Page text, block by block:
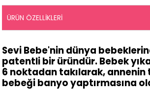
ÜRÜN ÖZELLIKLERI
Sevi Bebe'nin dünya
patentli bir üründür. Bebek
6 noktadan takılarak, annenin
bebeği banyo yaptırmasına